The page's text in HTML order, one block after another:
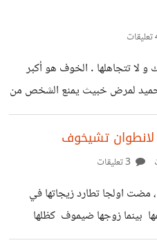
مهم للغاية أن تتجاوز مخاوفك و لا تتجاهلها . الخوف هو أكبر
حميد لمرض خبيث يمنع الشخص من
تكون تجارب اجتماعية و ربما
حتى مع النفس . مع الأسف
و تجاوزها بشكل صحيح . أكثر
الفشل الخوف من الخسارة
تشيخوف
مضت اولجا تطارد زيجاتها في
بينما زوجها ضيموف كظلها
اولجا تلاحظه او ترى شيء من